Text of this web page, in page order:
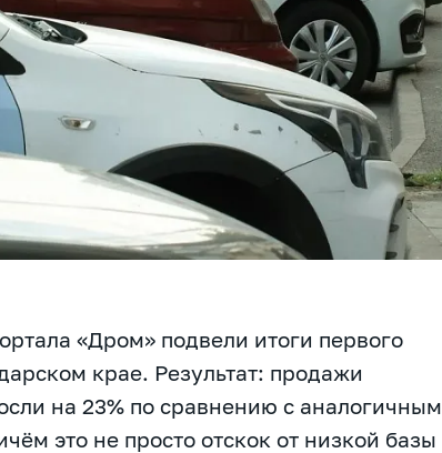
«Дром» подвели итоги первого
крае. Результат: продажи
на 23% по сравнению с аналогичным
это не просто отскок от низкой базы